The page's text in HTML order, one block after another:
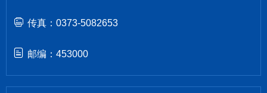
传真：0373-5082653
邮编：453000